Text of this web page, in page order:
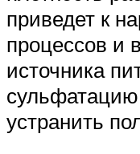
приведет к
процессов и
источника
устранить